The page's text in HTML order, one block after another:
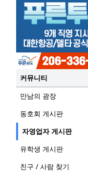
커뮤니티
만남의 광장
동호회 게시판
자영업자 게시판
유학생 게시판
친구 / 사람 찾기